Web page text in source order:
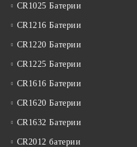
CR1025 Батерии
CR1216 Батерии
CR1220 Батерии
CR1225 Батерии
CR1616 Батерии
CR1620 Батерии
CR1632 Батерии
CR2012 батерии